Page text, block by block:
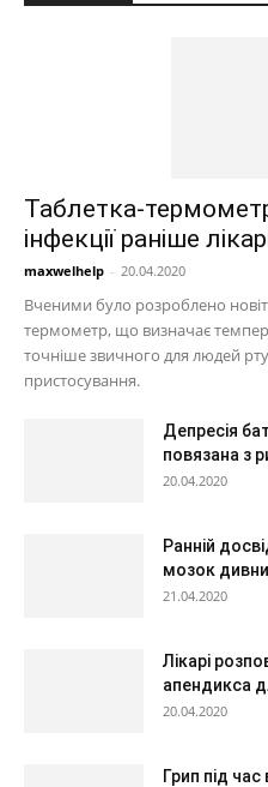
Таблетка-
інфекції раніше
maxwelhelp - 20.04.2020
Вченими було розроблено
термометр, що визначає
точніше звичного для людей
пристосування.
Депресія
повязана з
20.04.2020
Ранній
мозок
21.04.2020
Лікарі
апендикса
20.04.2020
Грип під